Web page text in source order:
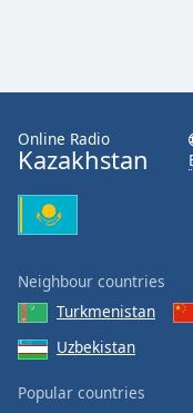
Online Radio
Kazakhstan
Neighbour countries
Turkmenistan
Uzbekistan
Popular countries